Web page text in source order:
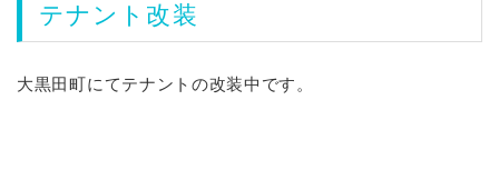
テナント改装
大黒田町にてテナントの改装中です。